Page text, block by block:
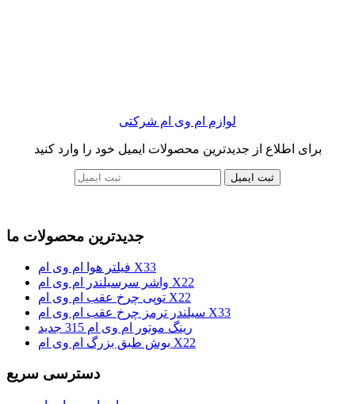
لوازم ام وی ام شرکتی
برای اطلاع از جدیدترین محصولات ایمیل خود را وارد کنید
ثبت ایمیل
جدیدترین محصولات ما
فیلتر هوا ام وی ام X33
واشر سرسیلندر ام وی ام X22
توپی چرخ عقب ام وی ام X22
سیلندر ترمز چرخ عقب ام وی ام X33
رینگ موتور ام وی ام 315 جدید
بوش طبق بزرگ ام وی ام X22
دسترسی سریع